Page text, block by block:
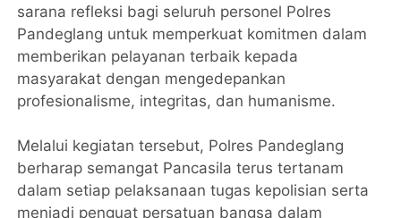
sarana refleksi bagi seluruh personel Polres
Pandeglang untuk memperkuat komitmen dalam
memberikan pelayanan terbaik kepada
masyarakat dengan mengedepankan
profesionalisme, integritas, dan humanisme.
Melalui kegiatan tersebut, Polres Pandeglang
berharap semangat Pancasila terus tertanam
dalam setiap pelaksanaan tugas kepolisian serta
menjadi penguat persatuan bangsa dalam